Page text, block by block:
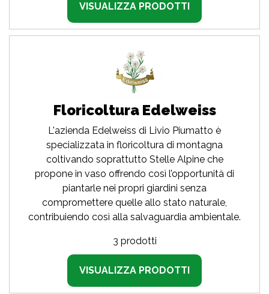
VISUALIZZA PRODOTTI
Floricoltura Edelweiss
L'azienda Edelweiss di Livio Piumatto è
specializzata in floricoltura di montagna
coltivando soprattutto Stelle Alpine che
propone in vaso offrendo così l’opportunità di
piantarle nei propri giardini senza
compromettere quelle allo stato naturale,
contribuiendo così alla salvaguardia ambientale.
3 prodotti
VISUALIZZA PRODOTTI